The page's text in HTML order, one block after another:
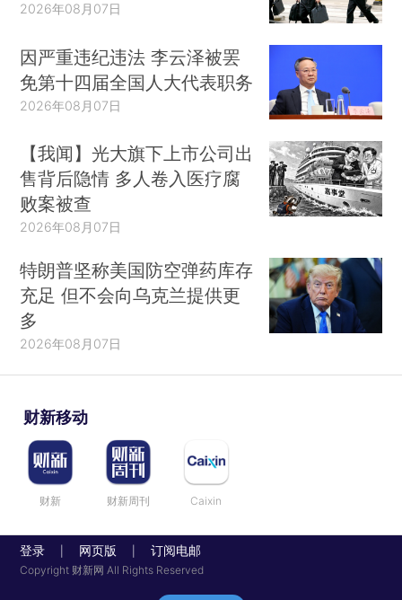
2026年08月07日
因严重违纪违法 李云泽被罢
免第十四届全国人大代表职务
2026年08月07日
【我闻】光大旗下上市公司出
售背后隐情 多人卷入医疗腐
败案被查
2026年08月07日
特朗普坚称美国防空弹药库存
充足 但不会向乌克兰提供更
多
2026年08月07日
财新移动
财新 财新周刊 Caixin
登录 网页版 订阅电邮
Copyright 财新网 All Rights Reserved